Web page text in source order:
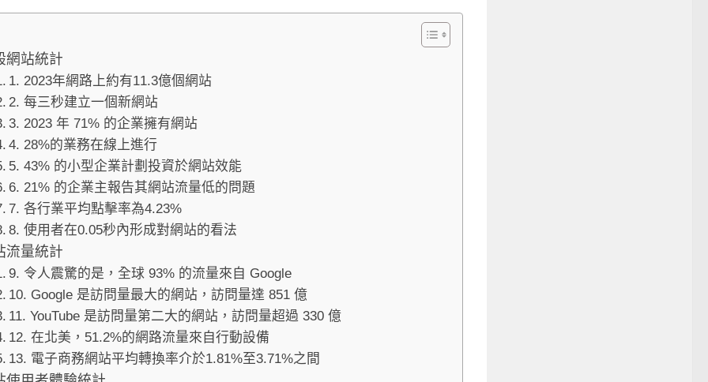
網站統計
1. 2023年網路上約有11.3億個網站
2. 每三秒建立一個新網站
3. 2023 年 71% 的企業擁有網站
4. 28%的業務在線上進行
5. 43% 的小型企業計劃投資於網站效能
6. 21% 的企業主報告其網站流量低的問題
7. 各行業平均點擊率為4.23%
8. 使用者在0.05秒內形成對網站的看法
流量統計
9. 令人震驚的是，全球 93% 的流量來自 Google
10. Google 是訪問量最大的網站，訪問量達 851 億
11. YouTube 是訪問量第二大的網站，訪問量超過 330 億
12. 在北美，51.2%的網路流量來自行動設備
13. 電子商務網站平均轉換率介於1.81%至3.71%之間